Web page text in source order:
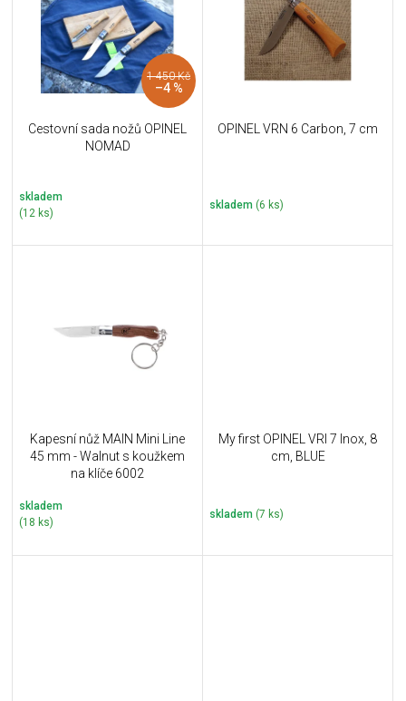
1 450 Kč
–4 %
Cestovní sada nožů OPINEL
NOMAD
skladem
(12 ks)
OPINEL VRN 6 Carbon, 7 cm
skladem (6 ks)
Kapesní nůž MAIN Mini Line
45 mm - Walnut s koužkem
na klíče 6002
skladem
(18 ks)
My first OPINEL VRI 7 Inox, 8
cm, BLUE
skladem (7 ks)